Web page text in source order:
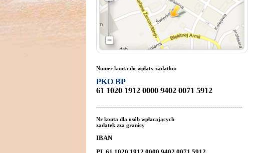
Numer konta do wpłaty zadatku:
PKO BP
61 1020 1912 0000 9402 0071 5912
-------------------------------------------------------------------------
Nr konta dla osób wpłacających
zadatek zza granicy
IBAN